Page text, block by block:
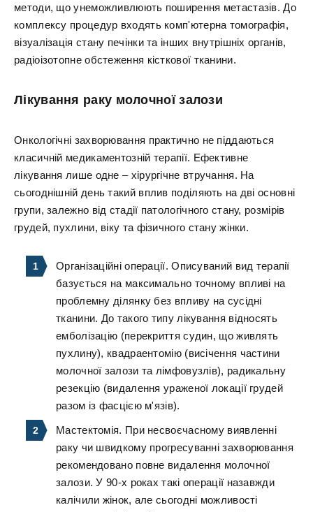
методи, що унеможливлюють поширення метастазів. До
комплексу процедур входять комп'ютерна томографія,
візуалізація стану печінки та інших внутрішніх органів,
радіоізотопне обстеження кісткової тканини.
Лікування раку молочної залози
Онкологічні захворювання практично не піддаються
класичній медикаментозній терапії. Ефективне
лікування лише одне – хірургічне втручання. На
сьогоднішній день такий вплив поділяють на дві основні
групи, залежно від стадії патологічного стану, розмірів
грудей, пухлини, віку та фізичного стану жінки.
Організаційні операції. Описуваний вид терапії
базується на максимально точному впливі на
проблемну ділянку без впливу на сусідні
тканини. До такого типу лікування відносять
емболізацію (перекриття судин, що живлять
пухлину), квадраентомію (висічення частини
молочної залози та лімфовузлів), радикальну
резекцію (видалення ураженої локації грудей
разом із фасцією м'язів).
Мастектомія. При несвоєчасному виявленні
раку чи швидкому прогресуванні захворювання
рекомендовано повне видалення молочної
залози. У 90-х роках такі операції назавжди
калічили жінок, але сьогодні можливості